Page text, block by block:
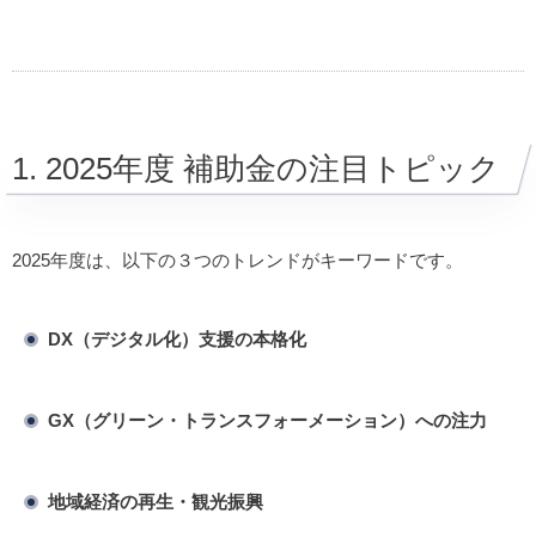
1. 2025年度 補助金の注目トピック
2025年度は、以下の３つのトレンドがキーワードです。
DX（デジタル化）支援の本格化
GX（グリーン・トランスフォーメーション）への注力
地域経済の再生・観光振興